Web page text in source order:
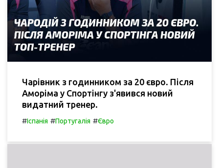
Чарівник з годинником за 20 євро. Після
Аморіма у Спортінгу з'явився новий
видатний тренер.
#Іспанія #Португалія #Євро